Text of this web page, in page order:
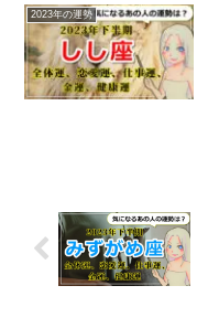
2023年の運勢